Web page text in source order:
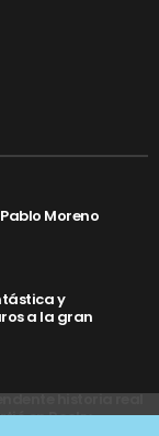
Moreno
y
a la gran
historia real
en Rocky